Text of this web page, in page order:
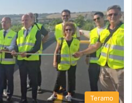
Teramo